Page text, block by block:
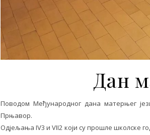
Дан
Поводом Међународног дана матерњег
Прњавор.
Одјељања IV3 и VII2 који су прошле школске